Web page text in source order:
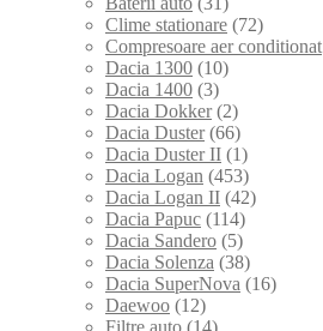
Clime stationare (72)
Compresoare aer conditionat
Dacia 1300 (10)
Dacia 1400 (3)
Dacia Dokker (2)
Dacia Duster (66)
Dacia Duster II (1)
Dacia Logan (453)
Dacia Logan II (42)
Dacia Papuc (114)
Dacia Sandero (5)
Dacia Solenza (38)
Dacia SuperNova (16)
Daewoo (12)
Filtre auto (14)